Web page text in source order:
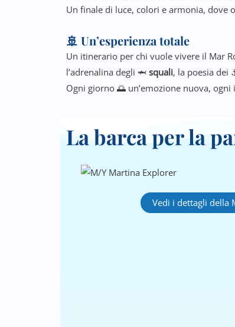
Un finale di luce, colori e armonia, dove
🚢 Un’esperienza totale
Un itinerario per chi vuole vivere il Mar
l’adrenalina degli 🦈 squali, la poesia dei
Ogni giorno 🌅 un’emozione nuova,
La barca per la
Vedi i dettagli della